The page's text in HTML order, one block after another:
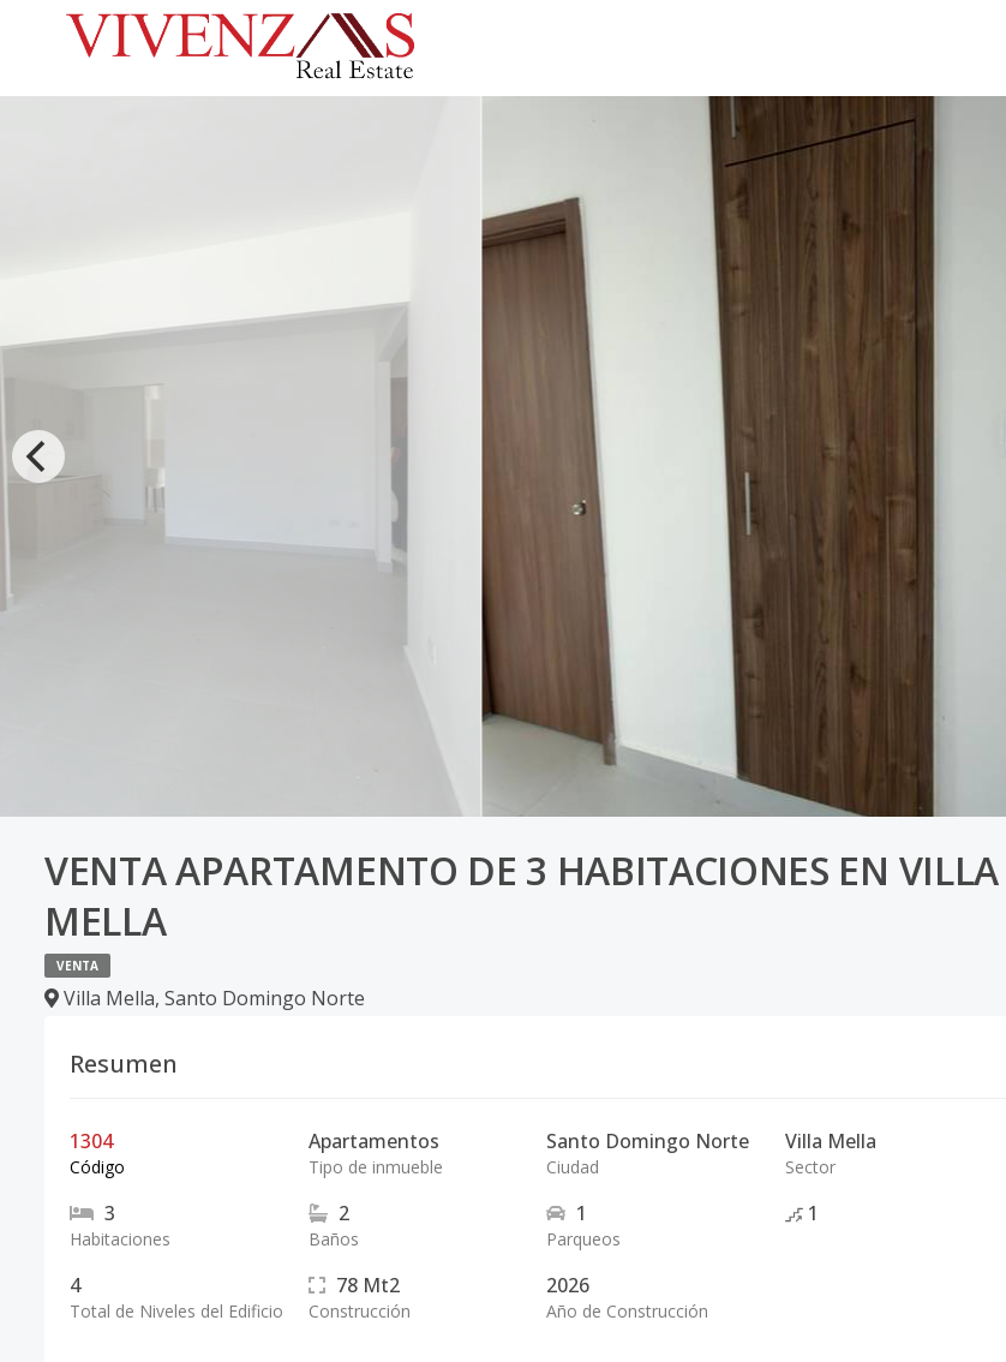
VENTA APARTAMENTO DE 3 HABITACIONES EN VILLA
MELLA
VENTA
Villa Mella, Santo Domingo Norte
Resumen
1304
Código
Apartamentos
Tipo de inmueble
Santo Domingo Norte
Ciudad
Villa Mella
Sector
3
Habitaciones
2
Baños
1
Parqueos
1
4
Total de Niveles del Edificio
78 Mt2
Construcción
2026
Año de Construcción